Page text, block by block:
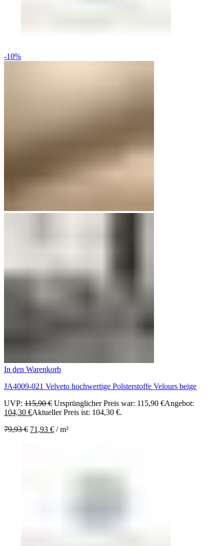
-10%
In den Warenkorb
JA4009-021 Velveto hochwertige Polsterstoffe Velours beige
UVP: 115,90€ Ursprünglicher Preis war: 115,90 €Angebot:
104,30 €Aktueller Preis ist: 104,30 €.
79,93€ 71,93 € /m²